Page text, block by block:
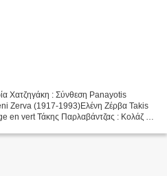
Χατζηγάκη : Σύνθεση Panayotis
Zerva (1917-1993)Ελένη Ζέρβα Takis
vert Τάκης Παρλαβάντζας : Κολάζ σε